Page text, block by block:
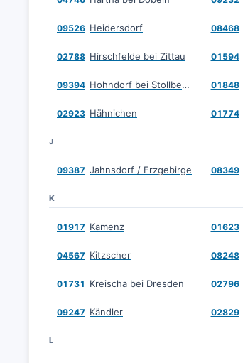
09526 Heidersdorf 08468
02788 Hirschfelde bei Zittau 01594
09394 Hohndorf bei Stollberg, Erzgebirge 01848
02923 Hähnichen 01774
J
09387 Jahnsdorf / Erzgebirge 08349
K
01917 Kamenz 01623
04567 Kitzscher 08248
01731 Kreischa bei Dresden 02796
09247 Kändler 02829
L